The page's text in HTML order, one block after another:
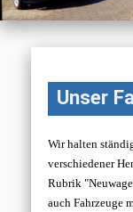
Unser
Wir halten
verschiedener
Rubrik
auch Fahrzeuge